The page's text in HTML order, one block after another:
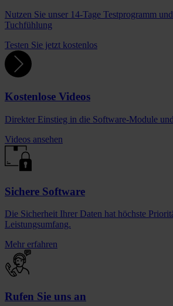
Nutzen Sie unser 14-Tage Testprogramm
Tuchfühlung
Testen Sie jetzt kostenlos
Kostenlose Videos
Direkter Einstieg in die Software-Module
Videos ansehen
Sichere Software
Die Sicherheit Ihrer Daten hat höchste
Leistungsumfang.
Mehr erfahren
Rufen Sie uns an